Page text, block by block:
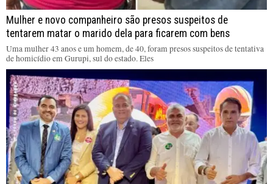
Mulher e novo companheiro são presos suspeitos de
tentarem matar o marido dela para ficarem com bens
Uma mulher 43 anos e um homem, de 40, foram presos suspeitos de tentativa
de homicídio em Gurupi, sul do estado. Eles